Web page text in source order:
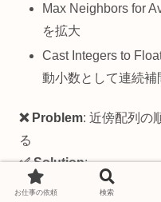
Max Neighbors for
を拡大
Cast Integers to
動小数として連続補
❌ Problem: 近傍配列の
る
✅ Solution:
お仕事の依頼 検索